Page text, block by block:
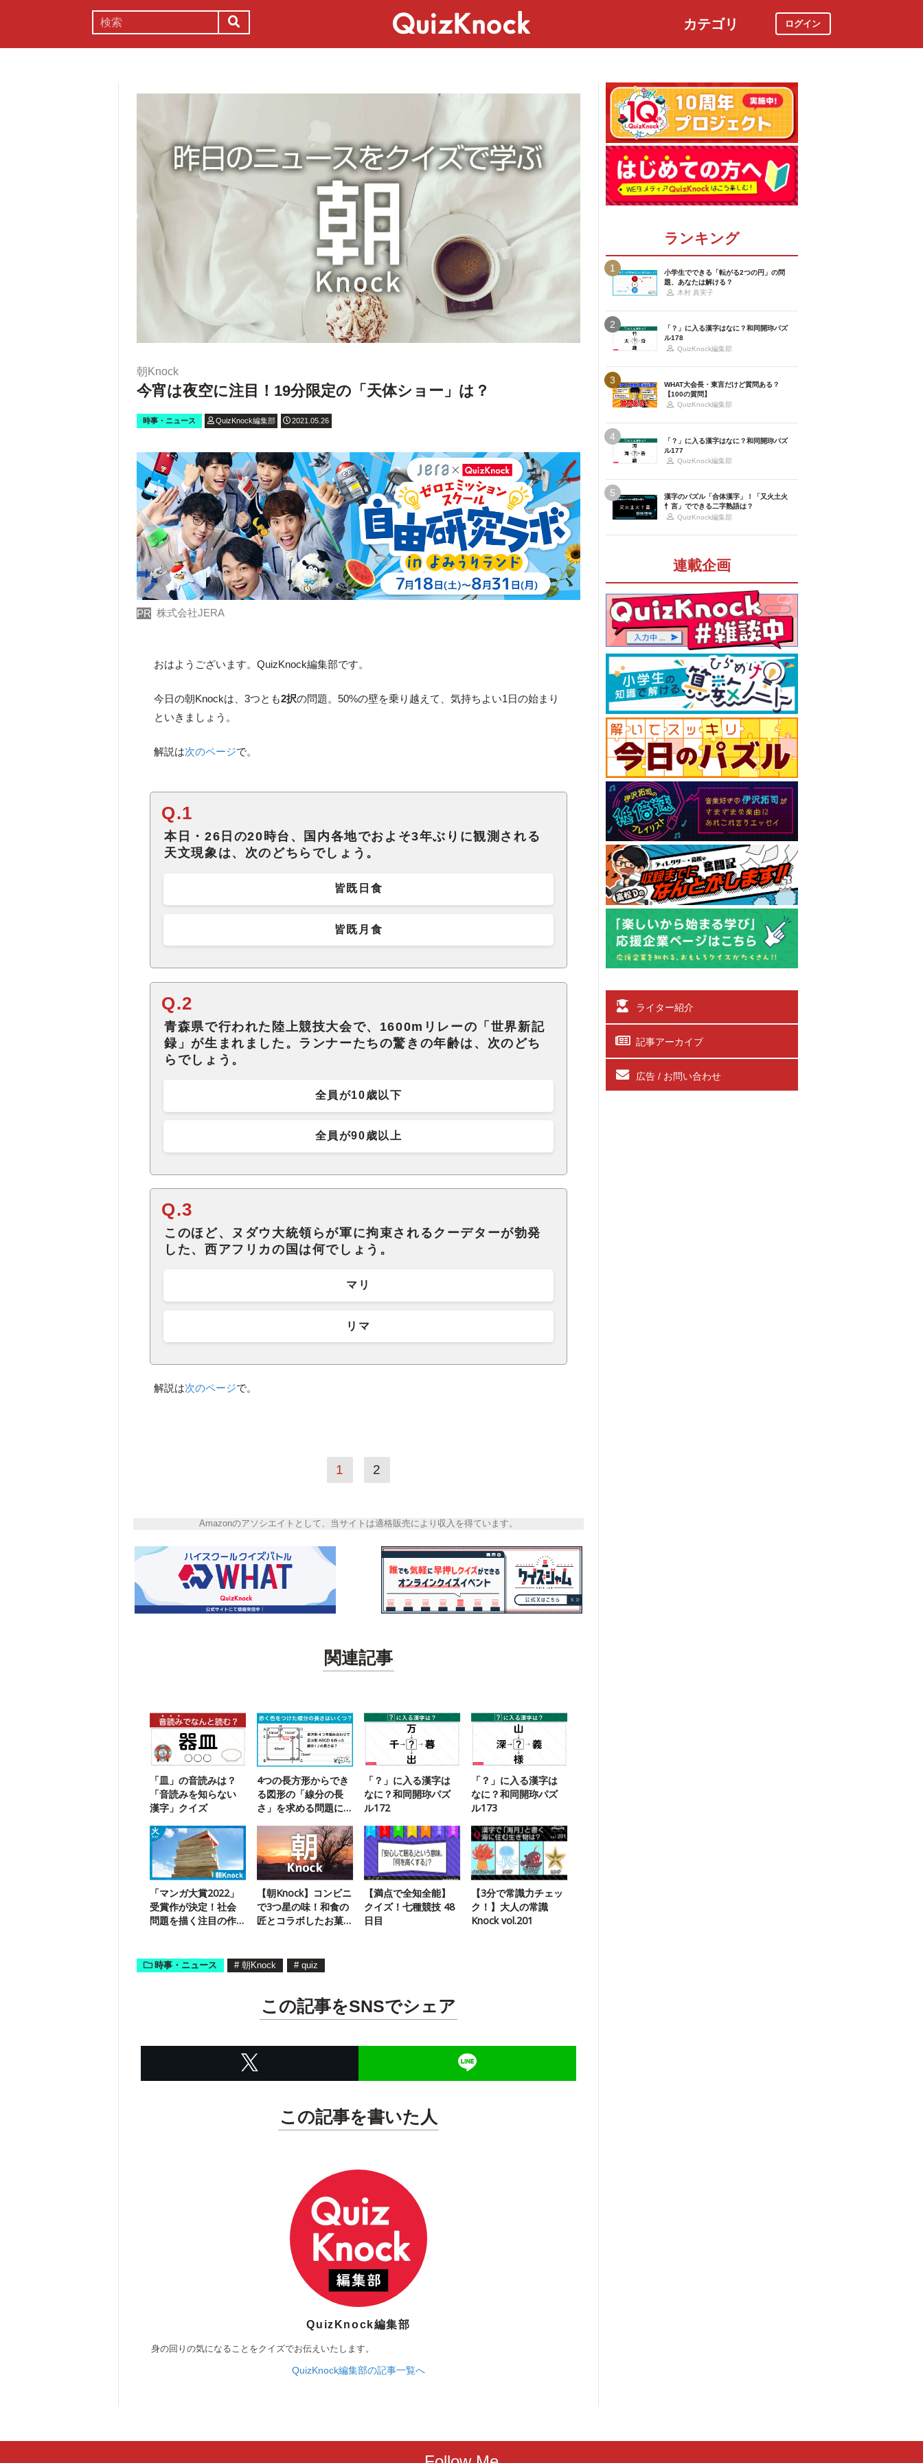
カテゴリ ログイン
朝Knock
今宵は夜空に注目！19分限定の「天体ショー」は？
時事・ニュース QuizKnock編集部 2021.05.26
PR 株式会社JERA
おはようございます。QuizKnock編集部です。
今日の朝Knockは、3つとも2択の問題。50%の壁を乗り越えて、気持ちよい1日の始まり
といきましょう。
解説は次のページで。
Q.1
本日・26日の20時台、国内各地でおよそ3年ぶりに観測される
天文現象は、次のどちらでしょう。
皆既日食
皆既月食
Q.2
青森県で行われた陸上競技大会で、1600mリレーの「世界新記
録」が生まれました。ランナーたちの驚きの年齢は、次のどち
らでしょう。
全員が10歳以下
全員が90歳以上
Q.3
このほど、ヌダウ大統領らが軍に拘束されるクーデターが勃発
した、西アフリカの国は何でしょう。
マリ
リマ
解説は次のページで。
1 2
Amazonのアソシエイトとして、当サイトは適格販売により収入を得ています。
関連記事
「皿」の音読みは？
「音読みを知らない
漢字」クイズ
4つの長方形からでき
る図形の「線分の長
さ」を求める問題に
「？」に入る漢字は
なに？和同開珎パズ
ル172
「？」に入る漢字は
なに？和同開珎パズ
ル173
「マンガ大賞2022」
受賞作が決定！社会
問題を描く注目の作
【朝Knock】コンビニ
で3つ星の味！和食の
匠とコラボしたお菓
【満点で全知全能】
クイズ！七種競技 48
日目
【3分で常識力チェッ
ク！】大人の常識
Knock vol.201
時事・ニュース # 朝Knock # quiz
この記事をSNSでシェア
この記事を書いた人
QuizKnock編集部
身の回りの気になることをクイズでお伝えいたします。
QuizKnock編集部の記事一覧へ
ランキング
1
小学生でできる「転がる2つの円」の問
題、あなたは解ける？
木村 真実子
2
「？」に入る漢字はなに？和同開珎パズ
ル178
QuizKnock編集部
3
WHAT大会長・東言だけど質問ある？
【100の質問】
QuizKnock編集部
4
「？」に入る漢字はなに？和同開珎パズ
ル177
QuizKnock編集部
5
漢字のパズル「合体漢字」！「又火土火
忄言」でできる二字熟語は？
QuizKnock編集部
連載企画
ライター紹介
記事アーカイブ
広告 / お問い合わせ